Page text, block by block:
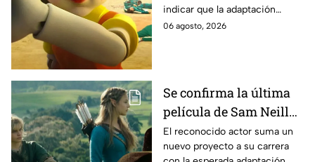
momento
indicar que la adaptación
podría ser cancelada:
06 agosto, 2026
Se confirma la última
película de Sam Neill
antes de morir: esto es
lo que se sabe hasta
El reconocido actor suma un
nuevo proyecto a su carrera